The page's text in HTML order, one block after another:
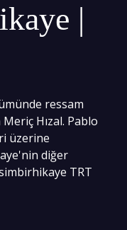
|
ressam
Hızal. Pablo
üzerine
diğer
TRT